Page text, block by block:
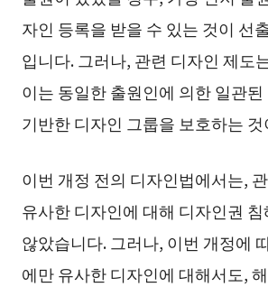
자인 등록을 받을 수 있는 것이 선
입니다. 그러나, 관련 디자인 제도
이는 동일한 출원인에 의한 일관
기반한 디자인 그룹을 보호하는
이번 개정 전의 디자인법에서는,
유사한 디자인에 대해 디자인권
않았습니다. 그러나, 이번 개정에
에만 유사한 디자인에 대해서도,